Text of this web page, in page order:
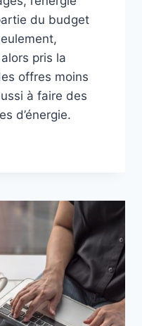
du budget
pris la
offres moins
à faire des
d’énergie.